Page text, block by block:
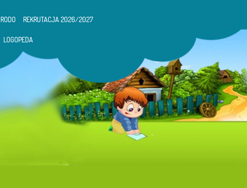
RODO REKRUTACJA 2026/2027
LOGOPEDA